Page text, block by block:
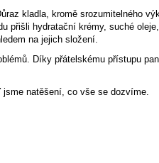
kladla, kromě srozumitelného
přišli hydratační krémy, suché
na jejich složení.
Díky přátelskému přístupu
natěšení, co vše se dozvíme.